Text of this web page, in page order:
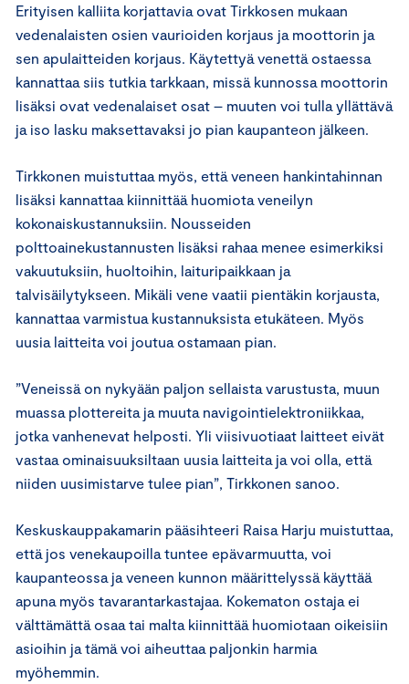
Erityisen kalliita korjattavia ovat Tirkkosen mukaan
vedenalaisten osien vaurioiden korjaus ja moottorin ja
sen apulaitteiden korjaus. Käytettyä venettä ostaessa
kannattaa siis tutkia tarkkaan, missä kunnossa moottorin
lisäksi ovat vedenalaiset osat – muuten voi tulla yllättävä
ja iso lasku maksettavaksi jo pian kaupanteon jälkeen.
Tirkkonen muistuttaa myös, että veneen hankintahinnan
lisäksi kannattaa kiinnittää huomiota veneilyn
kokonaiskustannuksiin. Nousseiden
polttoainekustannusten lisäksi rahaa menee esimerkiksi
vakuutuksiin, huoltoihin, laituripaikkaan ja
talvisäilytykseen. Mikäli vene vaatii pientäkin korjausta,
kannattaa varmistua kustannuksista etukäteen. Myös
uusia laitteita voi joutua ostamaan pian.
”Veneissä on nykyään paljon sellaista varustusta, muun
muassa plottereita ja muuta navigointielektroniikkaa,
jotka vanhenevat helposti. Yli viisivuotiaat laitteet eivät
vastaa ominaisuuksiltaan uusia laitteita ja voi olla, että
niiden uusimistarve tulee pian”, Tirkkonen sanoo.
Keskuskauppakamarin pääsihteeri Raisa Harju muistuttaa,
että jos venekaupoilla tuntee epävarmuutta, voi
kaupanteossa ja veneen kunnon määrittelyssä käyttää
apuna myös tavarantarkastajaa. Kokematon ostaja ei
välttämättä osaa tai malta kiinnittää huomiotaan oikeisiin
asioihin ja tämä voi aiheuttaa paljonkin harmia
myöhemmin.